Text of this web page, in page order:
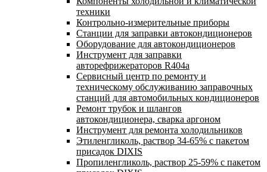
техники
Контрольно-измерительные приборы
Станции для заправки автокондиционеров
Оборудование для автокондиционеров
Инструмент для заправки
авторефрижераторов R404a
Сервисный центр по ремонту и
техническому обслуживанию заправочных
станций для автомобильных кондиционеров
Ремонт трубок и шлангов
автокондиционера, сварка аргоном
Инструмент для ремонта холодильников
Этиленгликоль, раствор 34-65% с пакетом
присадок DIXIS
Пропиленгликоль, раствор 25-59% с пакетом